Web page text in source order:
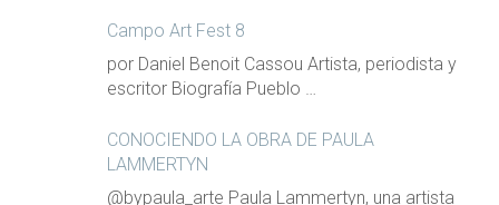
Campo Art Fest 8
por Daniel Benoit Cassou Artista, periodista y
escritor Biografía Pueblo …
CONOCIENDO LA OBRA DE PAULA
LAMMERTYN
@bypaula_arte Paula Lammertyn, una artista